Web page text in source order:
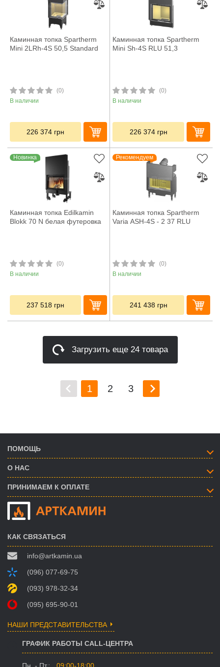
Каминная топка Spartherm
Mini 2LRh-4S 50,5 Standard
(0)
В наличии
226 374 грн
Каминная топка Spartherm
Mini Sh-4S RLU 51,3
(0)
В наличии
226 374 грн
Новинка
Каминная топка Edilkamin
Blokk 70 N белая футеровка
(0)
В наличии
237 518 грн
Рекомендуем
Каминная топка Spartherm
Varia ASH-4S - 2 37 RLU
(0)
В наличии
241 438 грн
Загрузить еще 24 товара
1 2 3
ПОМОЩЬ
О НАС
ПРИНИМАЕМ К ОПЛАТЕ
КАК СВЯЗАТЬСЯ
info@artkamin.ua
(096) 077-69-75
(093) 978-32-34
(095) 695-90-01
НАШИ ПРЕДСТАВИТЕЛЬСТВА
ГРАФИК РАБОТЫ CALL-ЦЕНТРА